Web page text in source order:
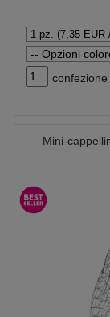
confezione
Mini-